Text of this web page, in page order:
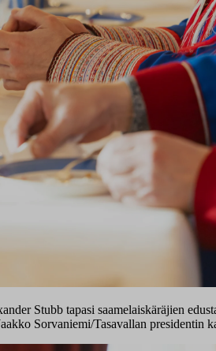
Stubb tapasi saamelaiskäräjien
Sorvaniemi/Tasavallan presidentin